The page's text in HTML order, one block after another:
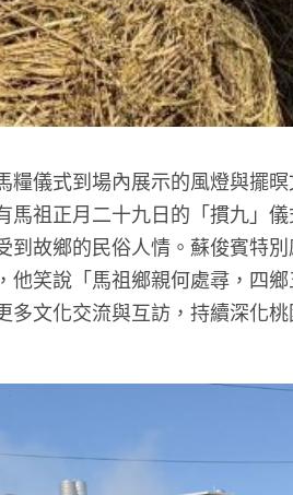
儀式到場內展示的風燈與擺
祖正月二十九日的「摜九」
故鄉的民俗人情。蘇俊賓特
笑說「馬祖鄉親何處尋，四
文化交流與互訪，持續深化